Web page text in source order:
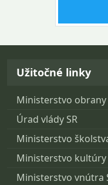
Návrat na začiatok
Užitočné linky
Ministerstvo obrany
Úrad vlády SR
Ministerstvo
Ministerstvo kultúry
Ministerstvo vnútra